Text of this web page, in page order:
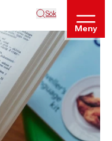
Sök
Meny